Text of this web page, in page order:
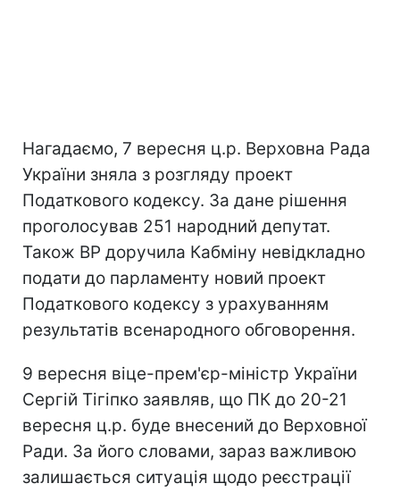
Нагадаємо, 7 вересня ц.р. Верховна Рада
України зняла з розгляду проект
Податкового кодексу. За дане рішення
проголосував 251 народний депутат.
Також ВР доручила Кабміну невідкладно
подати до парламенту новий проект
Податкового кодексу з урахуванням
результатів всенародного обговорення.
9 вересня віце-прем'єр-міністр України
Сергій Тігіпко заявляв, що ПК до 20-21
вересня ц.р. буде внесений до Верховної
Ради. За його словами, зараз важливою
залишається ситуація щодо реєстрації